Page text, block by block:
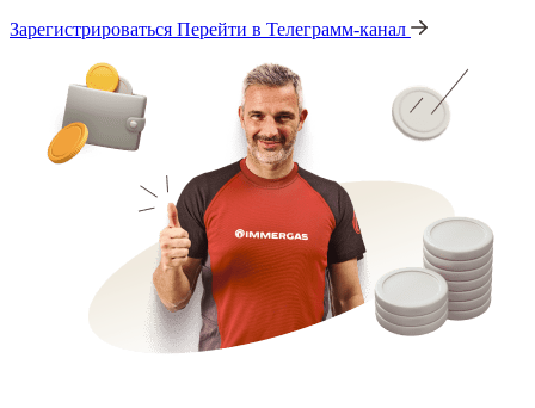
Зарегистрироваться Перейти в Телеграмм-канал